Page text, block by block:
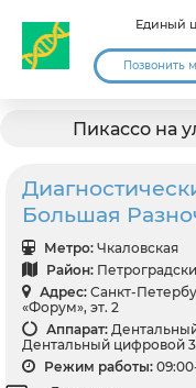
Единый
Позвонить
Пикассо на
Большая
Метро: Чкаловская
Район:
Адрес: Санкт-
«Форум», эт. 2
Аппарат:
Дентальный цифровой
Режим работы: